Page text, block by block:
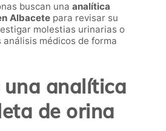
buscan una analítica
Albacete para revisar su
molestias urinarias o
médicos de forma
una analítica
de orina